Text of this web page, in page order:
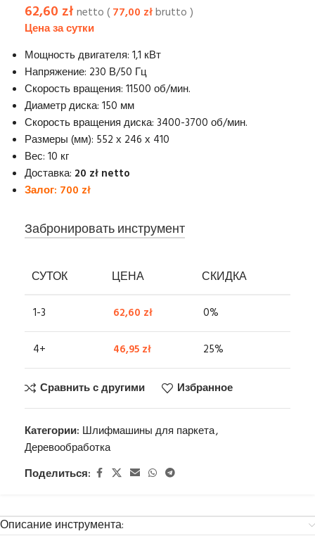
62,60 zł netto (77,00 złbrutto )
Мощность двигателя: 1,1 кВт
Напряжение: 230 В/50 Гц
Скорость вращения: 11500 об/мин.
Диаметр диска: 150 мм
Скорость вращения диска: 3400-3700 об/мин.
Размеры (мм): 552 х 246 х 410
Вес: 10 кг
Доставка: 20 zł netto
Залог: 700 zł
Забронировать инструмент
СУТОК ЦЕНА СКИДКА
1-3 62,60 zł 0%
4+ 46,95 zł 25%
Сравнить с другими Избранное
Категории: Шлифмашины для паркета,
Деревообработка
Поделиться:
Описание инструмента: